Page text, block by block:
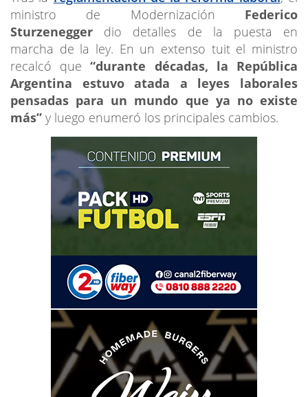
ministro de Modernización Federico
Sturzenegger dio detalles de la puesta en
marcha de la ley. En un extenso tuit el ministro
recalcó que“durante décadas, la República
Argentina estuvo atada a leyes laborales
pensadas para un mundo que ya no existe
más” y luego enumeró los principales cambios.